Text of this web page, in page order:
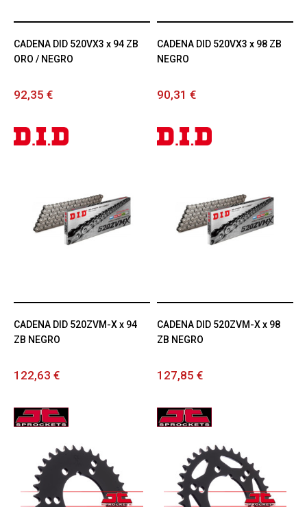
CADENA DID 520VX3 x 94 ZB
ORO / NEGRO
92,35 €
CADENA DID 520VX3 x 98 ZB
NEGRO
90,31 €
CADENA DID 520ZVM-X x 94
ZB NEGRO
122,63 €
CADENA DID 520ZVM-X x 98
ZB NEGRO
127,85 €